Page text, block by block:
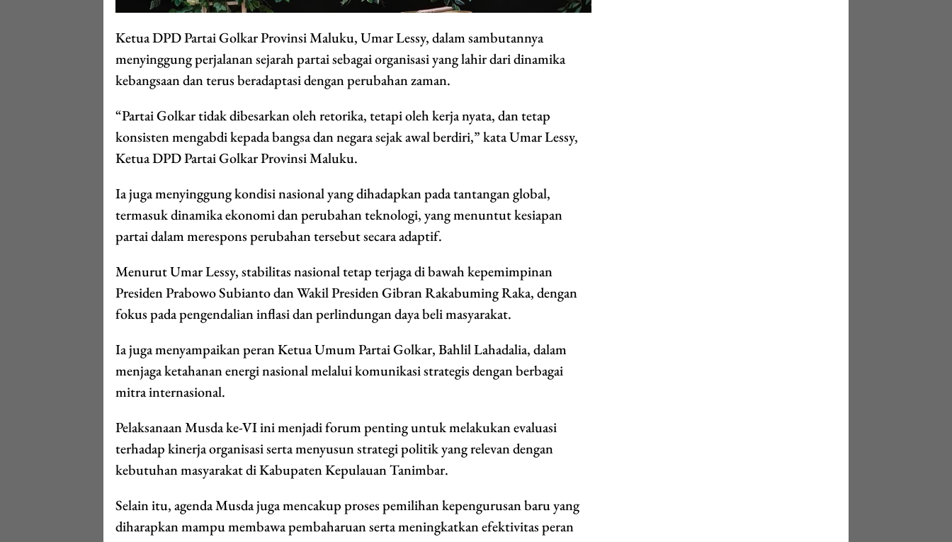
Ketua DPD Partai Golkar Provinsi Maluku, Umar Lessy, dalam sambutannya
menyinggung perjalanan sejarah partai sebagai organisasi yang lahir dari dinamika
kebangsaan dan terus beradaptasi dengan perubahan zaman.
“Partai Golkar tidak dibesarkan oleh retorika, tetapi oleh kerja nyata, dan tetap
konsisten mengabdi kepada bangsa dan negara sejak awal berdiri,” kata Umar Lessy,
Ketua DPD Partai Golkar Provinsi Maluku.
Ia juga menyinggung kondisi nasional yang dihadapkan pada tantangan global,
termasuk dinamika ekonomi dan perubahan teknologi, yang menuntut kesiapan
partai dalam merespons perubahan tersebut secara adaptif.
Menurut Umar Lessy, stabilitas nasional tetap terjaga di bawah kepemimpinan
Presiden Prabowo Subianto dan Wakil Presiden Gibran Rakabuming Raka, dengan
fokus pada pengendalian inflasi dan perlindungan daya beli masyarakat.
Ia juga menyampaikan peran Ketua Umum Partai Golkar, Bahlil Lahadalia, dalam
menjaga ketahanan energi nasional melalui komunikasi strategis dengan berbagai
mitra internasional.
Pelaksanaan Musda ke-VI ini menjadi forum penting untuk melakukan evaluasi
terhadap kinerja organisasi serta menyusun strategi politik yang relevan dengan
kebutuhan masyarakat di Kabupaten Kepulauan Tanimbar.
Selain itu, agenda Musda juga mencakup proses pemilihan kepengurusan baru yang
diharapkan mampu membawa pembaharuan serta meningkatkan efektivitas peran